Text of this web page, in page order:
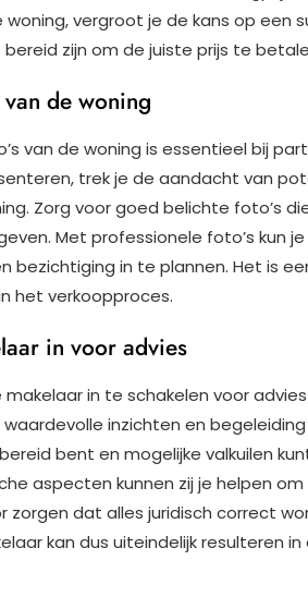
vergroot je de kans op een
zijn om de juiste prijs te
de woning
van de woning is essentieel bij
trek je de aandacht van
Zorg voor goed belichte foto’s
Met professionele foto’s kun
in te plannen. Het is
het verkoopproces.
in voor advies
in te schakelen voor
waardevolle inzichten en
bent en mogelijke valkuilen
aspecten kunnen zij je helpen
dat alles juridisch correct
kan dus uiteindelijk resulteren